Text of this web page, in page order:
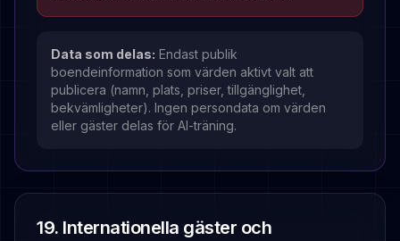
Data som delas: Endast publik
boendeinformation som värden aktivt valt att
publicera (namn, plats, priser, tillgänglighet,
bekvämligheter). Ingen persondata om värden
eller gäster delas för AI-träning.
19. Internationella gäster och